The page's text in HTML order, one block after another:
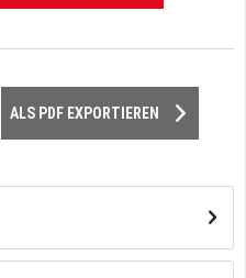
ALS PDF EXPORTIEREN